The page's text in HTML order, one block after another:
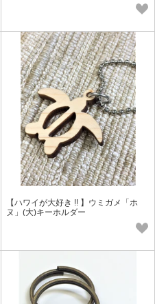
【ハワイが大好き !! 】ウミガメ「ホ
ヌ」(大)キーホルダー